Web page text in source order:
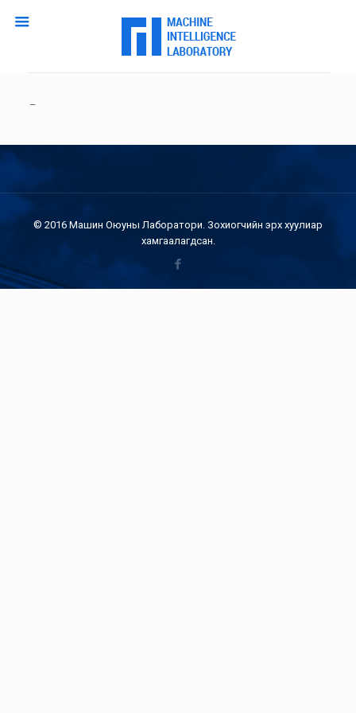
–
© 2016 Машин Оюуны Лаборатори. Зохиогчийн эрх хуулиар
хамгаалагдсан.